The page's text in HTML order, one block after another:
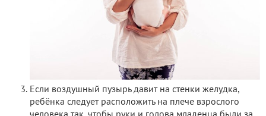
Если воздушный пузырь давит на стенки желудка,
ребёнка следует расположить на плече взрослого